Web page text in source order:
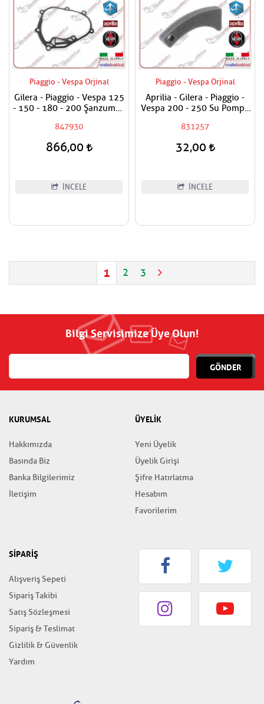
Piaggio - Vespa Orjinal
Gilera - Piaggio - Vespa 125
- 150 - 180 - 200 Şanzuman
847930
866,00
İNCELE
Piaggio - Vespa Orjinal
Aprilia - Gilera - Piaggio -
Vespa 200 - 250 Su Pompa
831257
32,00
İNCELE
1 2 3
Bilgi Servisimize Üye Olun!
GÖNDER
KURUMSAL
Hakkımızda
Basında Biz
Banka Bilgilerimiz
İletişim
ÜYELİK
Yeni Üyelik
Üyelik Girişi
Şifre Hatırlatma
Hesabım
Favorilerim
SİPARİŞ
Alışveriş Sepeti
Sipariş Takibi
Satış Sözleşmesi
Sipariş & Teslimat
Gizlilik & Güvenlik
Yardım